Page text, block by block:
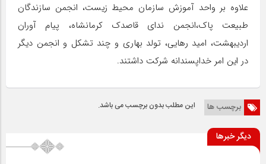
علاوه بر واحد آموزش سازمان محیط زیست، انجمن سازندگان
طبیعت پاک،انجمن ندای قاصدک کرمانشاه، پیام آوران
اردیبهشت، امید رهایی، تولد بهاری و چند تشکل و انجمن دیگر
در این امر خداپسندانه شرکت داشتند.
برچسب ها این مطلب بدون برچسب می باشد.
دیگر خبرها